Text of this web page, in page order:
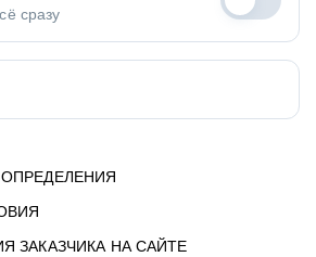
ЗАКАЗЧИКА НА САЙТЕ
сразу